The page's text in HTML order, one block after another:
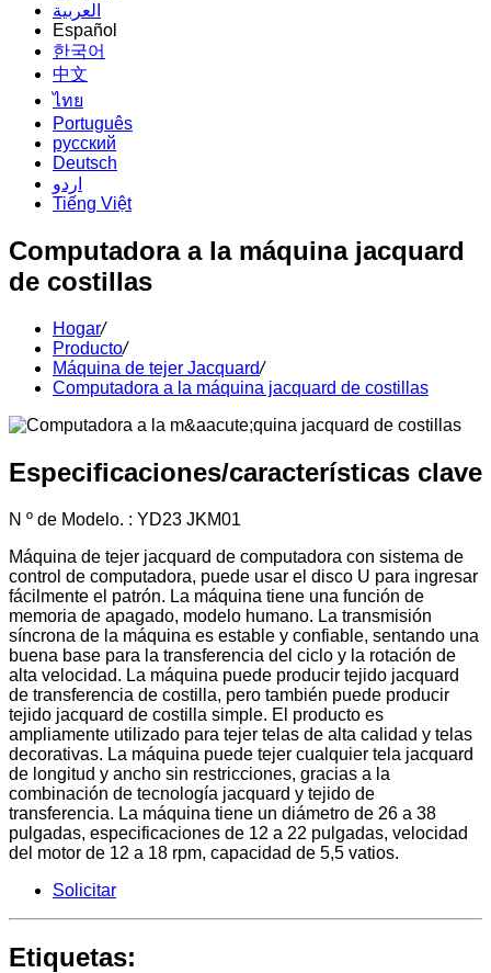
العربية
Español
한국어
中文
ไทย
Português
русский
Deutsch
اردو
Tiếng Việt
Computadora a la máquina jacquard
de costillas
Hogar/
Producto/
Máquina de tejer Jacquard/
Computadora a la máquina jacquard de costillas
Especificaciones/características clave
N º de Modelo. : YD23 JKM01
Máquina de tejer jacquard de computadora con sistema de
control de computadora, puede usar el disco U para ingresar
fácilmente el patrón. La máquina tiene una función de
memoria de apagado, modelo humano. La transmisión
síncrona de la máquina es estable y confiable, sentando una
buena base para la transferencia del ciclo y la rotación de
alta velocidad. La máquina puede producir tejido jacquard
de transferencia de costilla, pero también puede producir
tejido jacquard de costilla simple. El producto es
ampliamente utilizado para tejer telas de alta calidad y telas
decorativas. La máquina puede tejer cualquier tela jacquard
de longitud y ancho sin restricciones, gracias a la
combinación de tecnología jacquard y tejido de
transferencia. La máquina tiene un diámetro de 26 a 38
pulgadas, especificaciones de 12 a 22 pulgadas, velocidad
del motor de 12 a 18 rpm, capacidad de 5,5 vatios.
Solicitar
Etiquetas: